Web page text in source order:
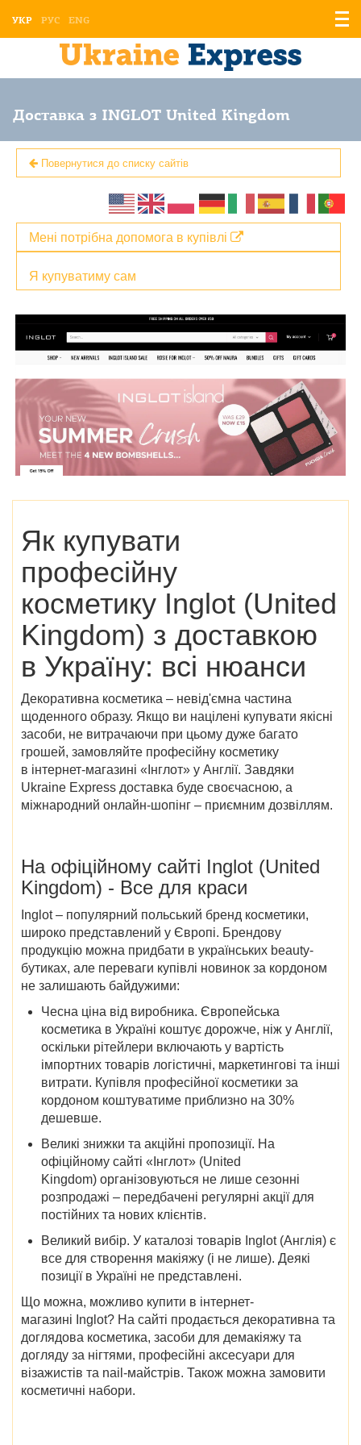
УКР РУС ENG
Доставка з INGLOT United Kingdom
Повернутися до списку сайтів
Я купуватиму сам
Мені потрібна допомога в купівлі
Як купувати
професійну
косметику Inglot (United
Kingdom) з доставкою
в Україну: всі нюанси
Декоративна косметика – невід'ємна частина
щоденного образу. Якщо ви націлені купувати якісні
засоби, не витрачаючи при цьому дуже багато
грошей, замовляйте професійну косметику
в інтернет-магазині «Інглот» у Англії. Завдяки
Ukraine Express доставка буде своєчасною, а
міжнародний онлайн-шопінг – приємним дозвіллям.
На офіційному сайті Inglot (United
Kingdom) - Все для краси
Inglot – популярний польський бренд косметики,
широко представлений у Європі. Брендову
продукцію можна придбати в українських beauty-
бутиках, але переваги купівлі новинок за кордоном
не залишають байдужими:
Чесна ціна від виробника. Європейська
косметика в Україні коштує дорожче, ніж у Англії,
оскільки рітейлери включають у вартість
імпортних товарів логістичні, маркетингові та інші
витрати. Купівля професійної косметики за
кордоном коштуватиме приблизно на 30%
дешевше.
Великі знижки та акційні пропозиції. На
офіційному сайті «Інглот» (United
Kingdom) організовуються не лише сезонні
розпродажі – передбачені регулярні акції для
постійних та нових клієнтів.
Великий вибір. У каталозі товарів Inglot (Англія) є
все для створення макіяжу (і не лише). Деякі
позиції в Україні не представлені.
Що можна, можливо купити в інтернет-
магазині Inglot? На сайті продається декоративна та
доглядова косметика, засоби для демакіяжу та
догляду за нігтями, професійні аксесуари для
візажистів та nail-майстрів. Також можна замовити
косметичні набори.